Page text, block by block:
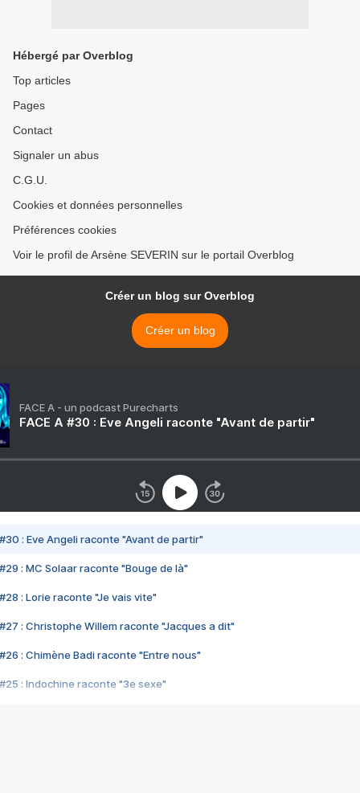
Hébergé par Overblog
Top articles
Pages
Contact
Signaler un abus
C.G.U.
Cookies et données personnelles
Préférences cookies
Voir le profil de Arsène SEVERIN sur le portail Overblog
Créer un blog sur Overblog
Créer un blog
FACE A - un podcast Purecharts
FACE A #30 : Eve Angeli raconte "Avant de partir"
#30 : Eve Angeli raconte "Avant de partir"
#29 : MC Solaar raconte "Bouge de là"
#28 : Lorie raconte "Je vais vite"
#27 : Christophe Willem raconte "Jacques a dit"
#26 : Chimène Badi raconte "Entre nous"
#25 : Indochine raconte "3e sexe"